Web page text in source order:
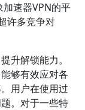
加速器VPN的平
许多竞争对
升解锁能力。
够有效应对各
用户在使用过
。对于一些特